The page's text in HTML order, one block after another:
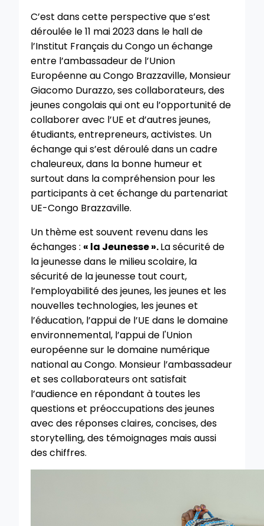
C’est dans cette perspective que s’est
déroulée le 11 mai 2023 dans le hall de
l’Institut Français du Congo un échange
entre l’ambassadeur de l’Union
Européenne au Congo Brazzaville, Monsieur
Giacomo Durazzo, ses collaborateurs, des
jeunes congolais qui ont eu l’opportunité de
collaborer avec l’UE et d’autres jeunes,
étudiants, entrepreneurs, activistes. Un
échange qui s’est déroulé dans un cadre
chaleureux, dans la bonne humeur et
surtout dans la compréhension pour les
participants à cet échange du partenariat
UE-Congo Brazzaville.
Un thème est souvent revenu dans les
échanges : « la Jeunesse ».La sécurité de
la jeunesse dans le milieu scolaire, la
sécurité de la jeunesse tout court,
l’employabilité des jeunes, les jeunes et les
nouvelles technologies, les jeunes et
l’éducation, l’appui de l’UE dans le domaine
environnemental, l’appui de l'Union
européenne sur le domaine numérique
national au Congo. Monsieur l’ambassadeur
et ses collaborateurs ont satisfait
l’audience en répondant à toutes les
questions et préoccupations des jeunes
avec des réponses claires, concises, des
storytelling, des témoignages mais aussi
des chiffres.